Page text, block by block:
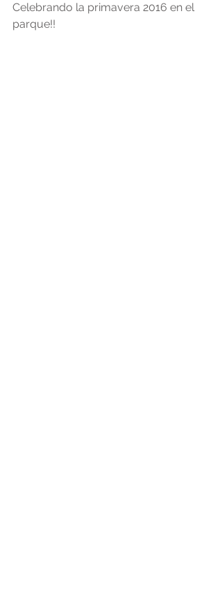
Celebrando la primavera 2016 en el
parque!!